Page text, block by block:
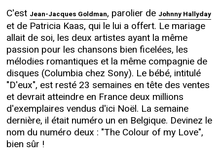
C'est Jean-Jacques Goldman, parolier de Johnny Hallyday
et de Patricia Kaas, qui le lui a offert. Le mariage
allait de soi, les deux artistes ayant la même
passion pour les chansons bien ficelées, les
mélodies romantiques et la même compagnie de
disques (Columbia chez Sony). Le bébé, intitulé
"D'eux", est resté 23 semaines en tête des ventes
et devrait atteindre en France deux millions
d'exemplaires vendus d'ici Noël. La semaine
dernière, il était numéro un en Belgique. Devinez le
nom du numéro deux : "The Colour of my Love",
bien sûr !